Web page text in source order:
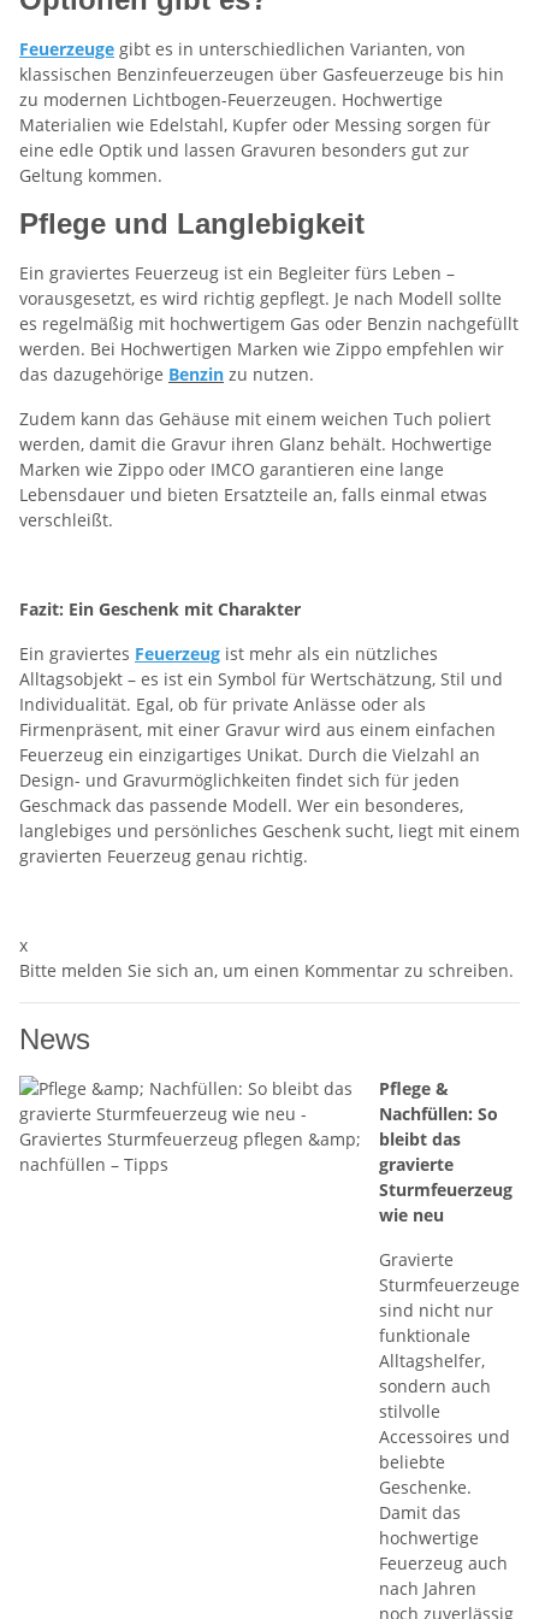
Feuerzeuge gibt es in unterschiedlichen Varianten, von
klassischen Benzinfeuerzeugen über Gasfeuerzeuge bis hin
zu modernen Lichtbogen-Feuerzeugen. Hochwertige
Materialien wie Edelstahl, Kupfer oder Messing sorgen für
eine edle Optik und lassen Gravuren besonders gut zur
Geltung kommen.
Pflege und Langlebigkeit
Ein graviertes Feuerzeug ist ein Begleiter fürs Leben –
vorausgesetzt, es wird richtig gepflegt. Je nach Modell sollte
es regelmäßig mit hochwertigem Gas oder Benzin nachgefüllt
werden. Bei Hochwertigen Marken wie Zippo empfehlen wir
das dazugehörige Benzin zu nutzen.
Zudem kann das Gehäuse mit einem weichen Tuch poliert
werden, damit die Gravur ihren Glanz behält. Hochwertige
Marken wie Zippo oder IMCO garantieren eine lange
Lebensdauer und bieten Ersatzteile an, falls einmal etwas
verschleißt.
Fazit: Ein Geschenk mit Charakter
Ein graviertes Feuerzeug ist mehr als ein nützliches
Alltagsobjekt – es ist ein Symbol für Wertschätzung, Stil und
Individualität. Egal, ob für private Anlässe oder als
Firmenpräsent, mit einer Gravur wird aus einem einfachen
Feuerzeug ein einzigartiges Unikat. Durch die Vielzahl an
Design- und Gravurmöglichkeiten findet sich für jeden
Geschmack das passende Modell. Wer ein besonderes,
langlebiges und persönliches Geschenk sucht, liegt mit einem
gravierten Feuerzeug genau richtig.
x
Bitte melden Sie sich an, um einen Kommentar zu schreiben.
News
Pflege &
Nachfüllen: So
bleibt das
gravierte
Sturmfeuerzeug
wie neu
Gravierte
Sturmfeuerzeuge
sind nicht nur
funktionale
Alltagshelfer,
sondern auch
stilvolle
Accessoires und
beliebte
Geschenke.
Damit das
hochwertige
Feuerzeug auch
nach Jahren
noch zuverlässig